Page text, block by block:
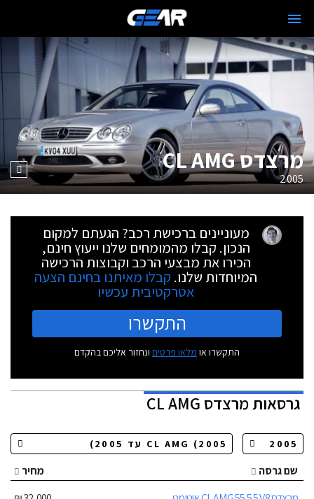
מרצדס CL AMG
2005
מעוניינים ברכישת רכב? הגעתם למקום
הנכון. קבלו מהמומחים שלנו ייעוץ חינם,
הכירו את מבצעי הרכב וקבוצות הרכישה
המיוחדות שלנו. קבלו מאיתנו בחינם הצעה
אטרקטיבית עכשיו
התקשרו
התקשרו או מלאו פרטים ונחזור אליכם בהקדם
גרסאותמרצדס CL AMG
שם גרסה
מחיר